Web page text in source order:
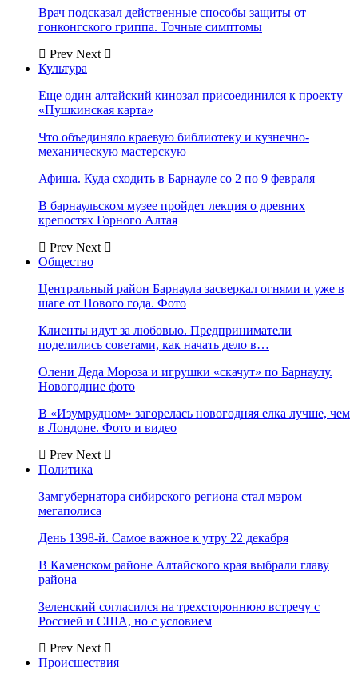
Врач подсказал действенные способы защиты от
гонконгского гриппа. Точные симптомы
Prev Next
Культура
Еще один алтайский кинозал присоединился к проекту
«Пушкинская карта»
Что объединяло краевую библиотеку и кузнечно-
механическую мастерскую
Афиша. Куда сходить в Барнауле со 2 по 9 февраля
В барнаульском музее пройдет лекция о древних
крепостях Горного Алтая
Prev Next
Общество
Центральный район Барнаула засверкал огнями и уже в
шаге от Нового года. Фото
Клиенты идут за любовью. Предприниматели
поделились советами, как начать дело в…
Олени Деда Мороза и игрушки «скачут» по Барнаулу.
Новогодние фото
В «Изумрудном» загорелась новогодняя елка лучше, чем
в Лондоне. Фото и видео
Prev Next
Политика
Замгубернатора сибирского региона стал мэром
мегаполиса
День 1398-й. Самое важное к утру 22 декабря
В Каменском районе Алтайского края выбрали главу
района
Зеленский согласился на трехстороннюю встречу с
Россией и США, но с условием
Prev Next
Происшествия